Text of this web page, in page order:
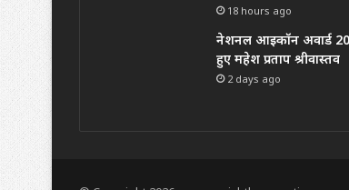
18 hours ago
नेशनल आइकॉन अवार्ड
हुए महेश प्रताप श्रीवास्तव
2 days ago